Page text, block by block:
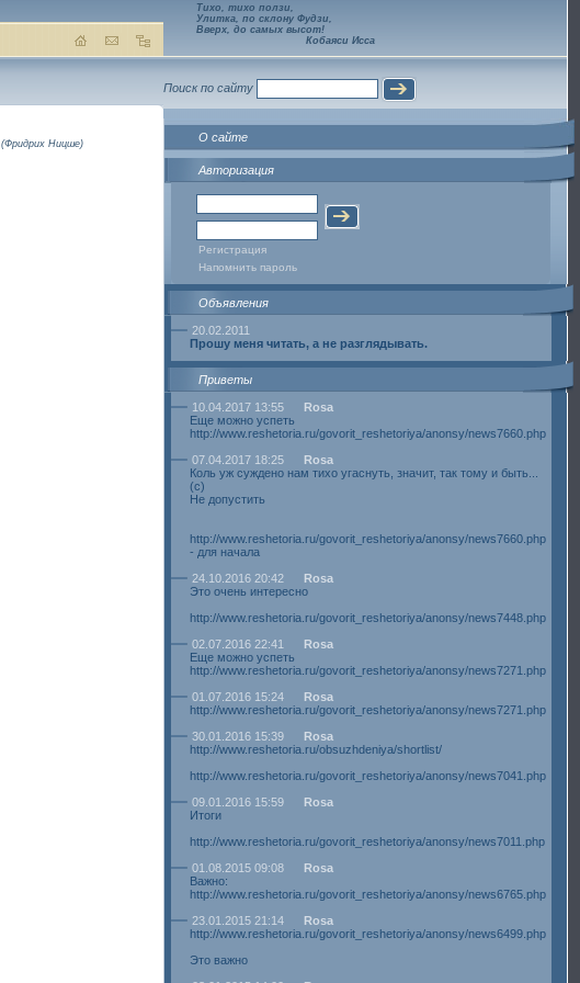
(Фридрих Ницше)
Тихо, тихо ползи,
Улитка, по склону Фудзи,
Вверх, до самых высот!
Кобаяси Исса
Поиск по сайту
О сайте
Авторизация
Регистрация
Напомнить пароль
Объявления
20.02.2011
Прошу меня читать, а не разглядывать.
Приветы
10.04.2017 13:55
Rosa
Еще можно успеть
http://www.reshetoria.ru/govorit_reshetoriya/anonsy/news7660.php
07.04.2017 18:25
Rosa
Коль уж суждено нам тихо угаснуть, значит, так тому и быть...
(с)
Не допустить
http://www.reshetoria.ru/govorit_reshetoriya/anonsy/news7660.php
- для начала
24.10.2016 20:42
Rosa
Это очень интересно
http://www.reshetoria.ru/govorit_reshetoriya/anonsy/news7448.php
02.07.2016 22:41
Rosa
Еще можно успеть
http://www.reshetoria.ru/govorit_reshetoriya/anonsy/news7271.php
01.07.2016 15:24
Rosa
http://www.reshetoria.ru/govorit_reshetoriya/anonsy/news7271.php
30.01.2016 15:39
Rosa
http://www.reshetoria.ru/obsuzhdeniya/shortlist/
http://www.reshetoria.ru/govorit_reshetoriya/anonsy/news7041.php
09.01.2016 15:59
Rosa
Итоги
http://www.reshetoria.ru/govorit_reshetoriya/anonsy/news7011.php
01.08.2015 09:08
Rosa
Важно:
http://www.reshetoria.ru/govorit_reshetoriya/anonsy/news6765.php
23.01.2015 21:14
Rosa
http://www.reshetoria.ru/govorit_reshetoriya/anonsy/news6499.php
Это важно